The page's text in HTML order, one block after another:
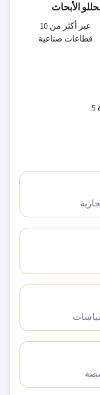
الأبحاث
عبر أكثر من 10
قطاعات صناعية
قيمة العلاقة لمدة 5